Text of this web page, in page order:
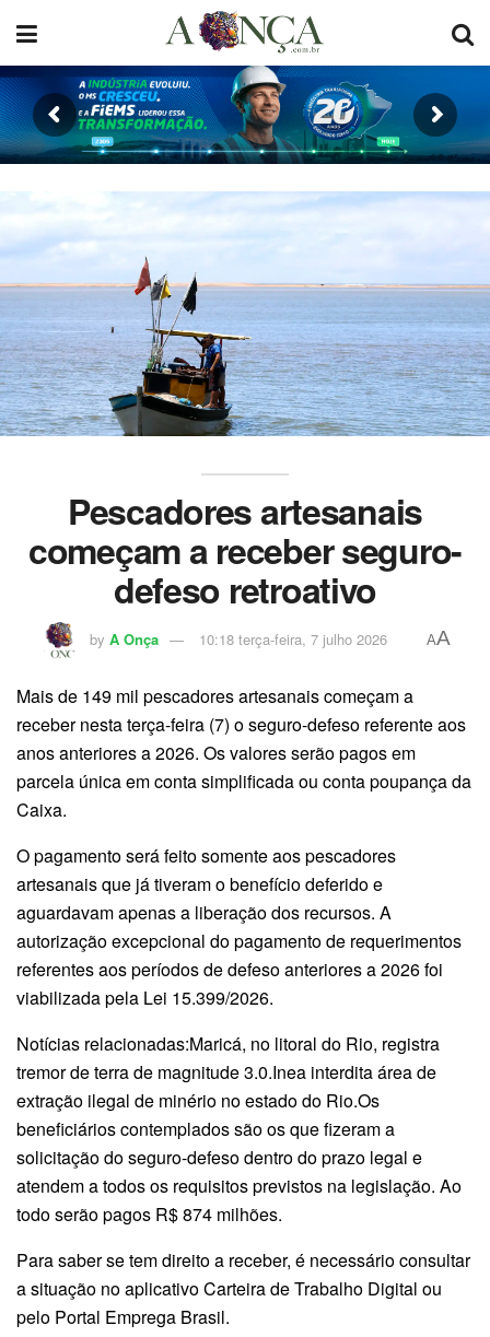
Pescadores artesanais
começam a receber seguro-
defeso retroativo
by A Onça 10:18 terça-feira, 7 julho 2026 AA
Mais de 149 mil pescadores artesanais começam a
receber nesta terça-feira (7) o seguro-defeso referente aos
anos anteriores a 2026. Os valores serão pagos em
parcela única em conta simplificada ou conta poupança da
Caixa.
O pagamento será feito somente aos pescadores
artesanais que já tiveram o benefício deferido e
aguardavam apenas a liberação dos recursos. A
autorização excepcional do pagamento de requerimentos
referentes aos períodos de defeso anteriores a 2026 foi
viabilizada pela Lei 15.399/2026.
Notícias relacionadas:Maricá, no litoral do Rio, registra
tremor de terra de magnitude 3.0.Inea interdita área de
extração ilegal de minério no estado do Rio.Os
beneficiários contemplados são os que fizeram a
solicitação do seguro-defeso dentro do prazo legal e
atendem a todos os requisitos previstos na legislação. Ao
todo serão pagos R$ 874 milhões.
Para saber se tem direito a receber, é necessário consultar
a situação no aplicativo Carteira de Trabalho Digital ou
pelo Portal Emprega Brasil.